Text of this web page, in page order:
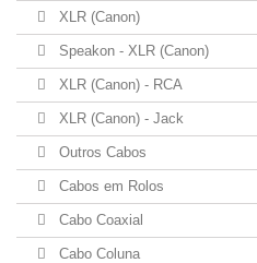
XLR (Canon)
Speakon - XLR (Canon)
XLR (Canon) - RCA
XLR (Canon) - Jack
Outros Cabos
Cabos em Rolos
Cabo Coaxial
Cabo Coluna